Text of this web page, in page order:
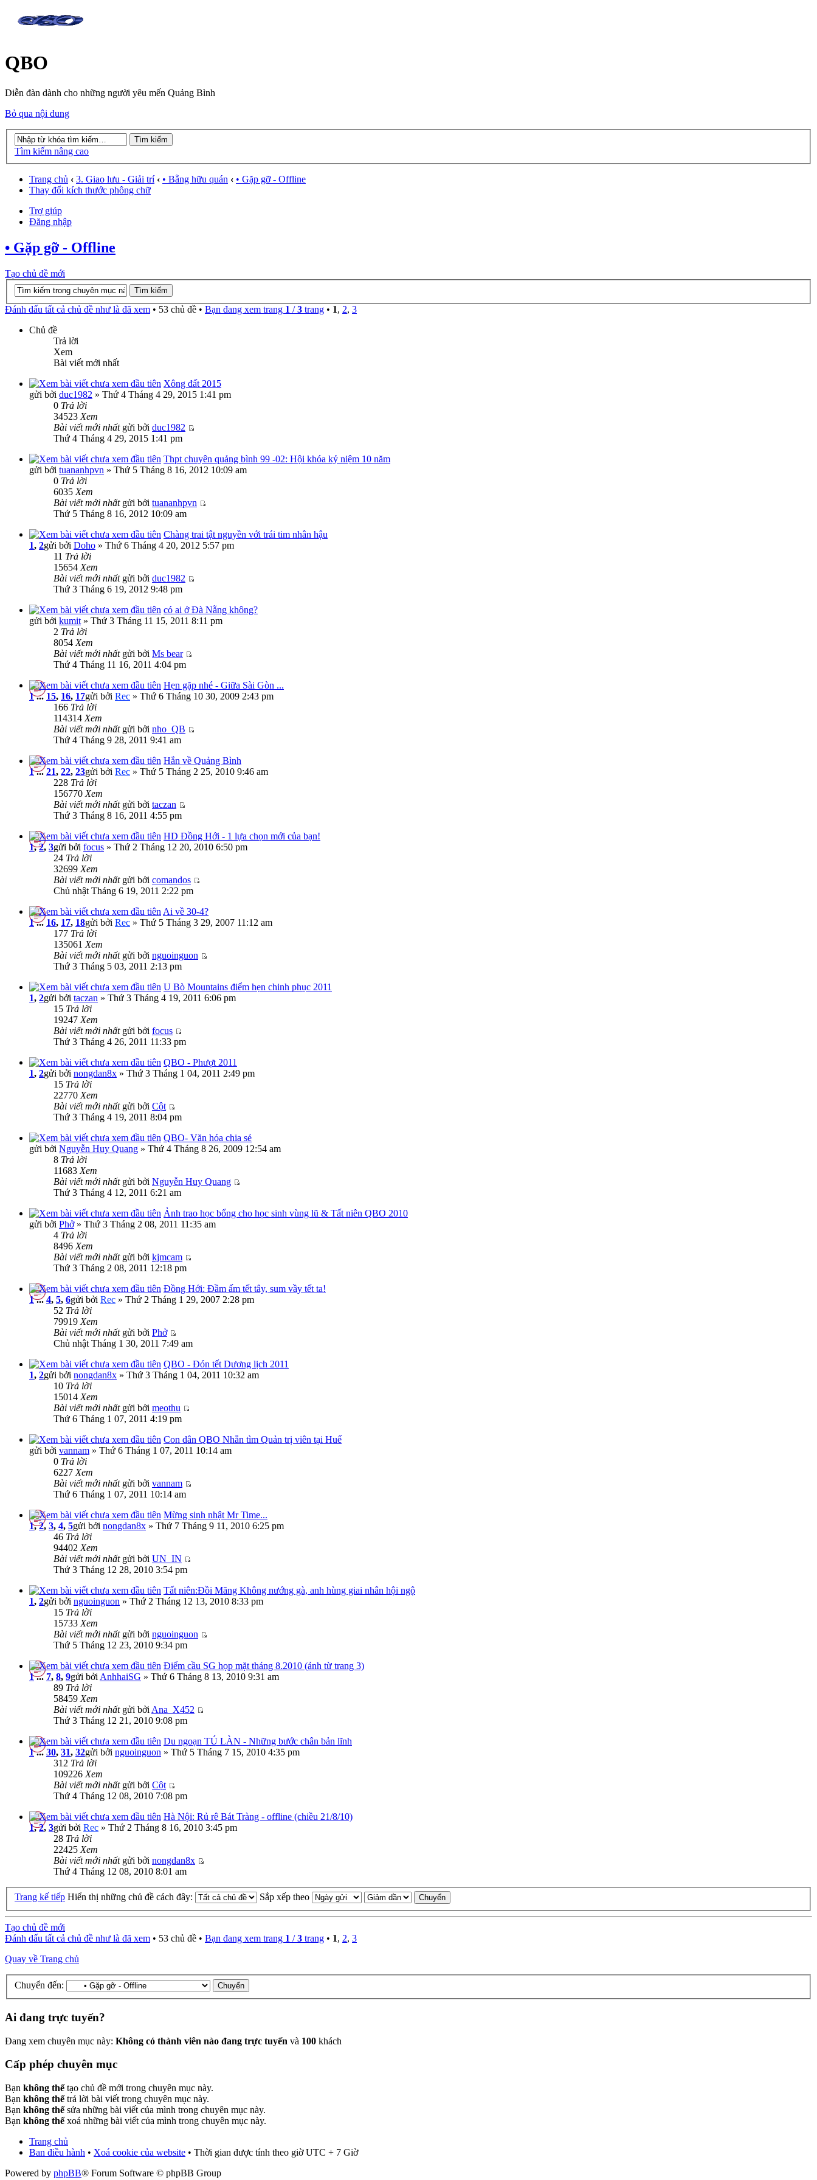
QBO
Diễn đàn dành cho những người yêu mến Quảng Bình
Bỏ qua nội dung
Tìm kiếm nâng cao
Trang chủ ‹ 3. Giao lưu - Giải trí ‹ • Bằng hữu quán ‹ • Gặp gỡ - Offline
Thay đổi kích thước phông chữ
Trợ giúp
Đăng nhập
• Gặp gỡ - Offline
Tạo chủ đề mới
Đánh dấu tất cả chủ đề như là đã xem • 53 chủ đề • Bạn đang xem trang 1 /3 trang • 1, 2, 3
Chủ đề
Trả lời
Xem
Bài viết mới nhất
Xông đất 2015
gửi bởi duc1982 » Thứ 4 Tháng 4 29, 2015 1:41 pm
0 Trả lời
34523 Xem
Bài viết mới nhất gửi bởi duc1982
Thứ 4 Tháng 4 29, 2015 1:41 pm
Thpt chuyên quảng bình 99 -02: Hội khóa kỷ niệm 10 năm
gửi bởi tuananhpvn » Thứ 5 Tháng 8 16, 2012 10:09 am
0 Trả lời
6035 Xem
Bài viết mới nhất gửi bởi tuananhpvn
Thứ 5 Tháng 8 16, 2012 10:09 am
Chàng trai tật nguyền với trái tim nhân hậu
1, 2gửi bởi Doho » Thứ 6 Tháng 4 20, 2012 5:57 pm
11 Trả lời
15654 Xem
Bài viết mới nhất gửi bởi duc1982
Thứ 3 Tháng 6 19, 2012 9:48 pm
có ai ở Đà Nẵng không?
gửi bởi kumit » Thứ 3 Tháng 11 15, 2011 8:11 pm
2 Trả lời
8054 Xem
Bài viết mới nhất gửi bởi Ms bear
Thứ 4 Tháng 11 16, 2011 4:04 pm
Hẹn gặp nhé - Giữa Sài Gòn ...
1...15, 16, 17gửi bởi Rec » Thứ 6 Tháng 10 30, 2009 2:43 pm
166 Trả lời
114314 Xem
Bài viết mới nhất gửi bởi nho_QB
Thứ 4 Tháng 9 28, 2011 9:41 am
Hắn về Quảng Bình
1...21, 22, 23gửi bởi Rec » Thứ 5 Tháng 2 25, 2010 9:46 am
228 Trả lời
156770 Xem
Bài viết mới nhất gửi bởi taczan
Thứ 3 Tháng 8 16, 2011 4:55 pm
HD Đồng Hới - 1 lựa chọn mới của bạn!
1,2, 3gửi bởi focus » Thứ 2 Tháng 12 20, 2010 6:50 pm
24 Trả lời
32699 Xem
Bài viết mới nhất gửi bởi comandos
Chủ nhật Tháng 6 19, 2011 2:22 pm
Ai về 30-4?
1...16, 17, 18gửi bởi Rec » Thứ 5 Tháng 3 29, 2007 11:12 am
177 Trả lời
135061 Xem
Bài viết mới nhất gửi bởi nguoinguon
Thứ 3 Tháng 5 03, 2011 2:13 pm
U Bò Mountains điểm hẹn chinh phục 2011
1, 2gửi bởi taczan » Thứ 3 Tháng 4 19, 2011 6:06 pm
15 Trả lời
19247 Xem
Bài viết mới nhất gửi bởi focus
Thứ 3 Tháng 4 26, 2011 11:33 pm
QBO - Phượt 2011
1, 2gửi bởi nongdan8x » Thứ 3 Tháng 1 04, 2011 2:49 pm
15 Trả lời
22770 Xem
Bài viết mới nhất gửi bởi Cột
Thứ 3 Tháng 4 19, 2011 8:04 pm
QBO- Văn hóa chia sẻ
gửi bởi Nguyễn Huy Quang » Thứ 4 Tháng 8 26, 2009 12:54 am
8 Trả lời
11683 Xem
Bài viết mới nhất gửi bởi Nguyễn Huy Quang
Thứ 3 Tháng 4 12, 2011 6:21 am
Ảnh trao học bổng cho học sinh vùng lũ & Tất niên QBO 2010
gửi bởi Phở» Thứ 3 Tháng 2 08, 2011 11:35 am
4 Trả lời
8496 Xem
Bài viết mới nhất gửi bởi kjmcam
Thứ 3 Tháng 2 08, 2011 12:18 pm
Đồng Hới: Đầm ấm tết tây, sum vầy tết ta!
1...4, 5, 6gửi bởi Rec » Thứ 2 Tháng 1 29, 2007 2:28 pm
52 Trả lời
79919 Xem
Bài viết mới nhất gửi bởi Phở
Chủ nhật Tháng 1 30, 2011 7:49 am
QBO - Đón tết Dương lịch 2011
1, 2gửi bởi nongdan8x » Thứ 3 Tháng 1 04, 2011 10:32 am
10 Trả lời
15014 Xem
Bài viết mới nhất gửi bởi meothu
Thứ 6 Tháng 1 07, 2011 4:19 pm
Con dân QBO Nhắn tìm Quản trị viên tại Huế
gửi bởi vannam » Thứ 6 Tháng 1 07, 2011 10:14 am
0 Trả lời
6227 Xem
Bài viết mới nhất gửi bởi vannam
Thứ 6 Tháng 1 07, 2011 10:14 am
Mừng sinh nhật Mr Time...
1,2, 3, 4, 5gửi bởi nongdan8x » Thứ 7 Tháng 9 11, 2010 6:25 pm
46 Trả lời
94402 Xem
Bài viết mới nhất gửi bởi UN_IN
Thứ 3 Tháng 12 28, 2010 3:54 pm
Tất niên:Đồi Măng Không nướng gà, anh hùng giai nhân hội ngộ
1, 2gửi bởi nguoinguon » Thứ 2 Tháng 12 13, 2010 8:33 pm
15 Trả lời
15733 Xem
Bài viết mới nhất gửi bởi nguoinguon
Thứ 5 Tháng 12 23, 2010 9:34 pm
Điểm cầu SG họp mặt tháng 8.2010 (ảnh từ trang 3)
1...7, 8, 9gửi bởi AnhhaiSG » Thứ 6 Tháng 8 13, 2010 9:31 am
89 Trả lời
58459 Xem
Bài viết mới nhất gửi bởi Ana_X452
Thứ 3 Tháng 12 21, 2010 9:08 pm
Du ngoạn TÚ LÀN - Những bước chân bản lĩnh
1...30, 31, 32gửi bởi nguoinguon » Thứ 5 Tháng 7 15, 2010 4:35 pm
312 Trả lời
109226 Xem
Bài viết mới nhất gửi bởi Cột
Thứ 4 Tháng 12 08, 2010 7:08 pm
Hà Nội: Rủ rê Bát Tràng - offline (chiều 21/8/10)
1,2, 3gửi bởi Rec » Thứ 2 Tháng 8 16, 2010 3:45 pm
28 Trả lời
22425 Xem
Bài viết mới nhất gửi bởi nongdan8x
Thứ 4 Tháng 12 08, 2010 8:01 am
Trang kế tiếp Hiển thị những chủ đề cách đây: Sắp xếp theo
Tạo chủ đề mới
Đánh dấu tất cả chủ đề như là đã xem • 53 chủ đề • Bạn đang xem trang 1 /3 trang • 1, 2, 3
Quay về Trang chủ
Chuyển đến:
Ai đang trực tuyến?
Đang xem chuyên mục này: Không có thành viên nào đang trực tuyến và 100 khách
Cấp phép chuyên mục
Bạn không thểtạo chủ đề mới trong chuyên mục này.
Bạn không thểtrả lời bài viết trong chuyên mục này.
Bạn không thểsửa những bài viết của mình trong chuyên mục này.
Bạn không thểxoá những bài viết của mình trong chuyên mục này.
Trang chủ
Ban điều hành • Xoá cookie của website • Thời gian được tính theo giờ UTC + 7 Giờ
Powered by phpBB® Forum Software © phpBB Group